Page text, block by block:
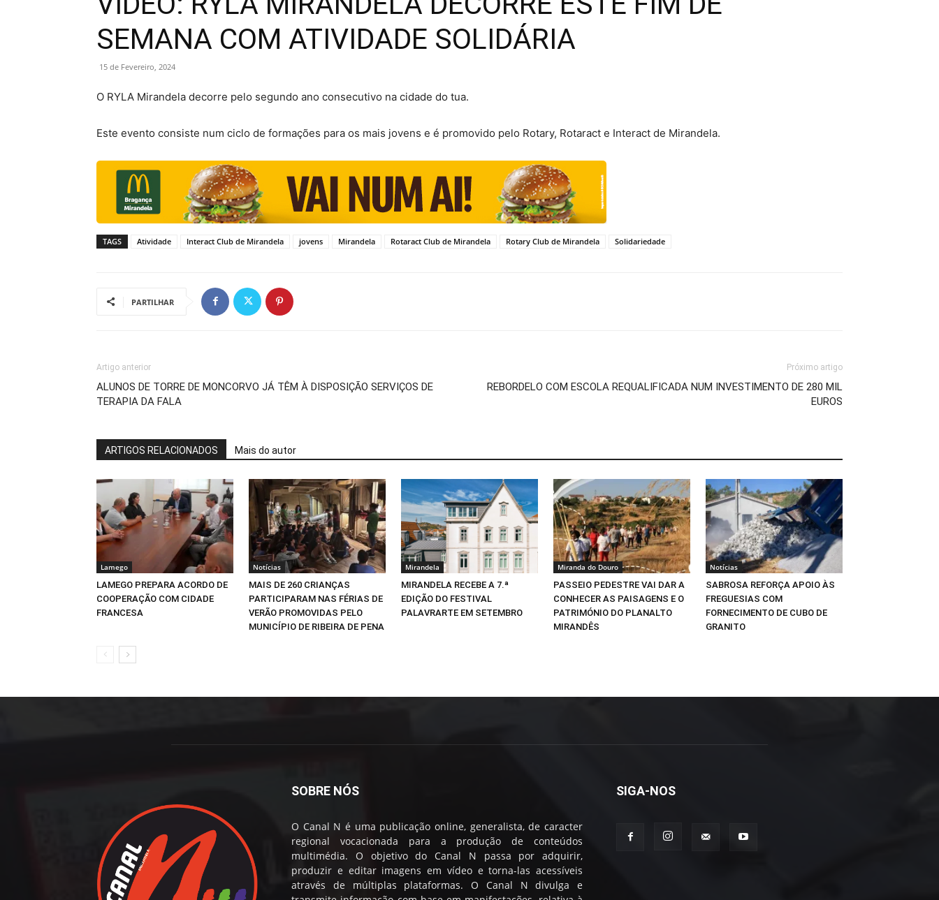
SEMANA COM ATIVIDADE SOLIDÁRIA
15 de Fevereiro, 2024
O RYLA Mirandela decorre pelo segundo ano consecutivo na cidade do tua.
Este evento consiste num ciclo de formações para os mais jovens e é promovido pelo Rotary, Rotaract e Interact de Mirandela.
TAGS Atividade Interact Club de Mirandela jovens Mirandela Rotaract Club de Mirandela Rotary Club de Mirandela Solidariedade
PARTILHAR
Artigo anterior
ALUNOS DE TORRE DE MONCORVO JÁ TÊM À DISPOSIÇÃO SERVIÇOS DE
TERAPIA DA FALA
Próximo artigo
REBORDELO COM ESCOLA REQUALIFICADA NUM INVESTIMENTO DE 280 MIL
EUROS
ARTIGOS RELACIONADOS Mais do autor
Lamego
LAMEGO PREPARA ACORDO DE
COOPERAÇÃO COM CIDADE
FRANCESA
Notícias
MAIS DE 260 CRIANÇAS
PARTICIPARAM NAS FÉRIAS DE
VERÃO PROMOVIDAS PELO
MUNICÍPIO DE RIBEIRA DE PENA
Mirandela
MIRANDELA RECEBE A 7.ª
EDIÇÃO DO FESTIVAL
PALAVRARTE EM SETEMBRO
Miranda do Douro
PASSEIO PEDESTRE VAI DAR A
CONHECER AS PAISAGENS E O
PATRIMÓNIO DO PLANALTO
MIRANDÊS
Notícias
SABROSA REFORÇA APOIO ÀS
FREGUESIAS COM
FORNECIMENTO DE CUBO DE
GRANITO
SOBRE NÓS
O Canal N é uma publicação online, generalista, de caracter
regional vocacionada para a produção de conteúdos
multimédia. O objetivo do Canal N passa por adquirir,
produzir e editar imagens em vídeo e torna-las acessíveis
através de múltiplas plataformas. O Canal N divulga e
SIGA-NOS